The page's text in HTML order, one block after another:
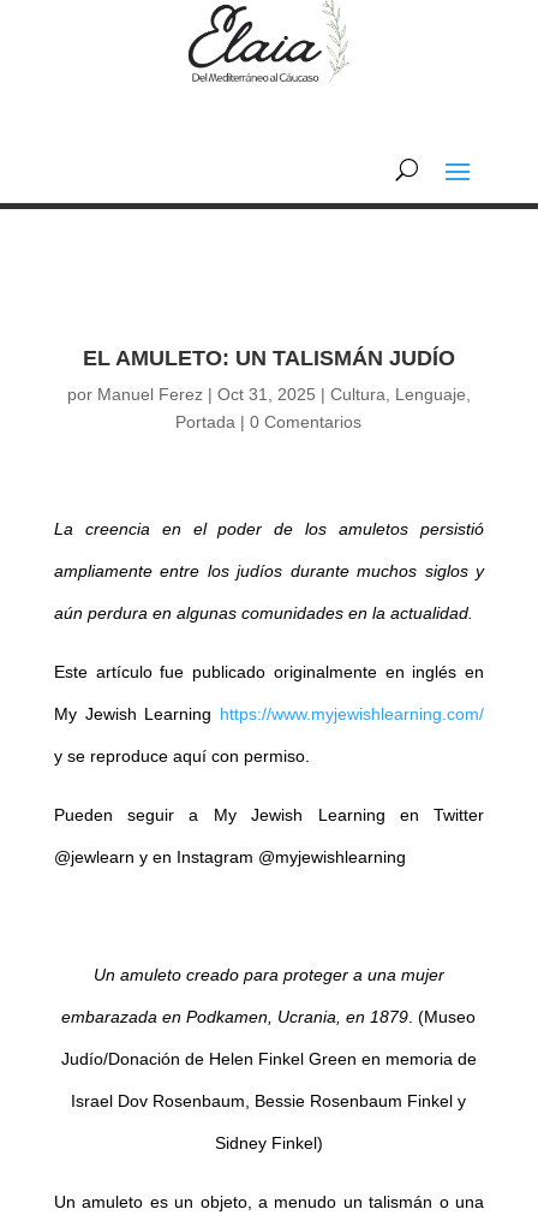
EL AMULETO: UN TALISMÁN JUDÍO
por Manuel Ferez| Oct 31, 2025 | Cultura Lenguaje
Portada |0 Comentarios
La creencia en el poder de los amuletos persistió
ampliamente entre los judíos durante muchos siglos y
aún perdura en algunas comunidades en la actualidad.
Este artículo fue publicado originalmente en inglés en
My Jewish Learning https://www.myjewishlearning.com/
y se reproduce aquí con permiso.
Pueden seguir a My Jewish Learning en Twitter
@jewlearn y en Instagram @myjewishlearning
Un amuleto creado para proteger a una mujer
embarazada en Podkamen, Ucrania, en 1879 . (Museo
Judío/Donación de Helen Finkel Green en memoria de
Israel Dov Rosenbaum, Bessie Rosenbaum Finkel y
Sidney Finkel)
Un amuleto es un objeto, a menudo un talismán o una